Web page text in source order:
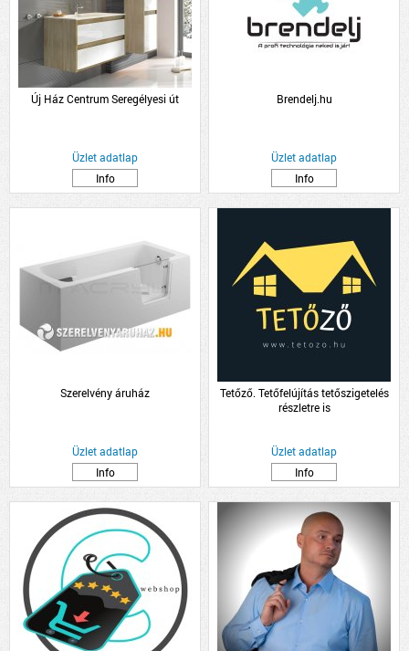
Új Ház Centrum Seregélyesi út
Üzlet adatlap
Info
Brendelj.hu
Üzlet adatlap
Info
Szerelvény áruház
Üzlet adatlap
Info
Tetőző. Tetőfelújítás tetőszigetelés
részletre is
Üzlet adatlap
Info